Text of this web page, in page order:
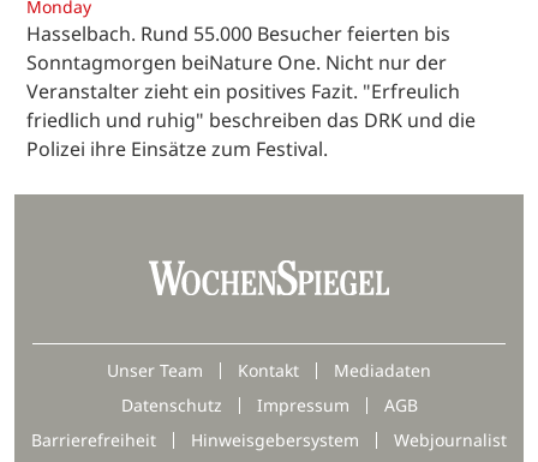
Monday
Hasselbach. Rund 55.000 Besucher feierten bis
Sonntagmorgen beiNature One. Nicht nur der
Veranstalter zieht ein positives Fazit. "Erfreulich
friedlich und ruhig" beschreiben das DRK und die
Polizei ihre Einsätze zum Festival.
Unser Team Kontakt
Mediadaten
Datenschutz
Impressum
AGB
Barrierefreiheit
Hinweisgebersystem Webjournalist